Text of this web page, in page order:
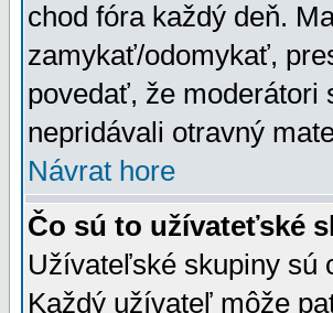
chod fóra každý deň.
zamykať/odomykať,
povedať, že
nepridávali otravný
Návrat hore
Čo sú to užívateťské
Užívateľské skupiny sú
Každý užívateľ môže